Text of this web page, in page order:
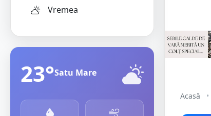
Vremea
23°Satu Mare
Acasă •